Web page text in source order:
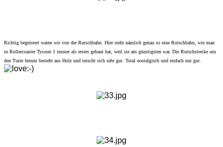
Richtig begeistert waren wir von der Rutschbahn. Hier steht nämlich genau so eine Rutschbahn, wie man
in Rollercoaster Tycoon 1 immer als erstes gebaut hat, weil sie am günstigsten war. Die Rutschstrecke um
den Turm herum besteht aus Holz und rutscht sich sehr gut. Total nostalgisch und einfach nur gut.